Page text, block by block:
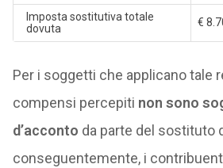
Imposta sostitutiva totale
dovuta
€
Per i soggetti che applicano tale
compensi percepiti non sono
d’acconto da parte del sostituto
conseguentemente, i